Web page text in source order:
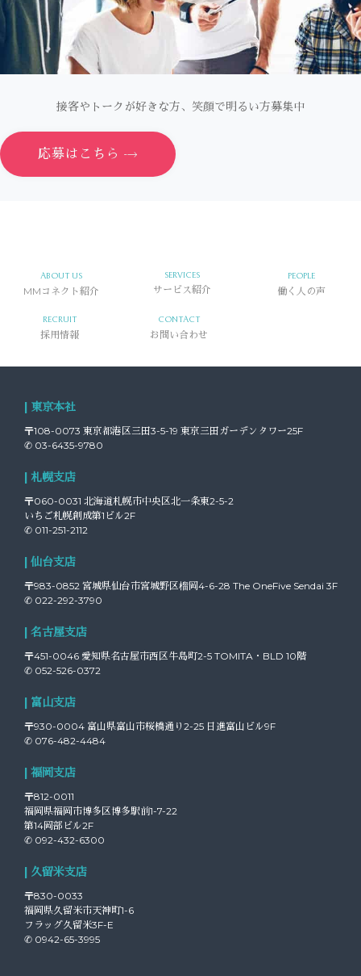
接客やトークが好きな方、笑顔で明るい方募集中
応募はこちら
ABOUT US
MMコネクト紹介
SERVICES
サービス紹介
PEOPLE
働く人の声
RECRUIT
採用情報
CONTACT
お問い合わせ
| 東京本社
〒108-0073 東京都港区三田3-5-19 東京三田ガーデンタワー25F
✆ 03-6435-9780
| 札幌支店
〒060-0031 北海道札幌市中央区北一条東2-5-2
いちご札幌創成第1ビル2F
✆ 011-251-2112
| 仙台支店
〒983-0852 宮城県仙台市宮城野区榴岡4-6-28 The OneFive Sendai 3F
✆ 022-292-3790
| 名古屋支店
〒451-0046 愛知県名古屋市西区牛島町2-5 TOMITA・BLD 10階
✆ 052-526-0372
| 富山支店
〒930-0004 富山県富山市桜橋通り2-25 日進富山ビル9F
✆ 076-482-4484
| 福岡支店
〒812-0011
福岡県福岡市博多区博多駅前1-7-22
第14岡部ビル2F
✆ 092-432-6300
| 久留米支店
〒830-0033
福岡県久留米市天神町1-6
フラッグ久留米3F-E
✆ 0942-65-3995